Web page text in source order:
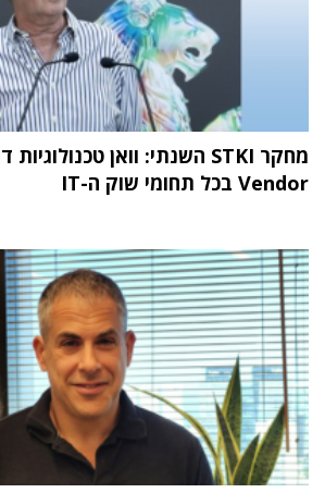
Vendor בכל תחומי שוק ה-IT